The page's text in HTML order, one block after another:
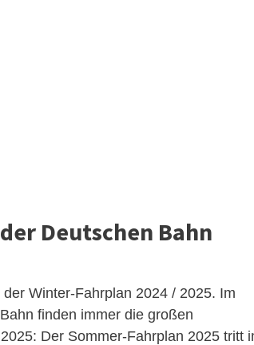
Deutschen Bahn
Winter-Fahrplan 2024 / 2025. Im
finden immer die großen
Der Sommer-Fahrplan 2025 tritt